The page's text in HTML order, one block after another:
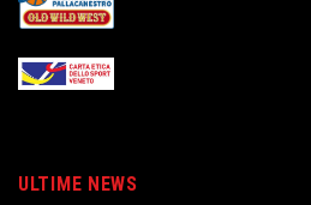
ULTIME NEWS